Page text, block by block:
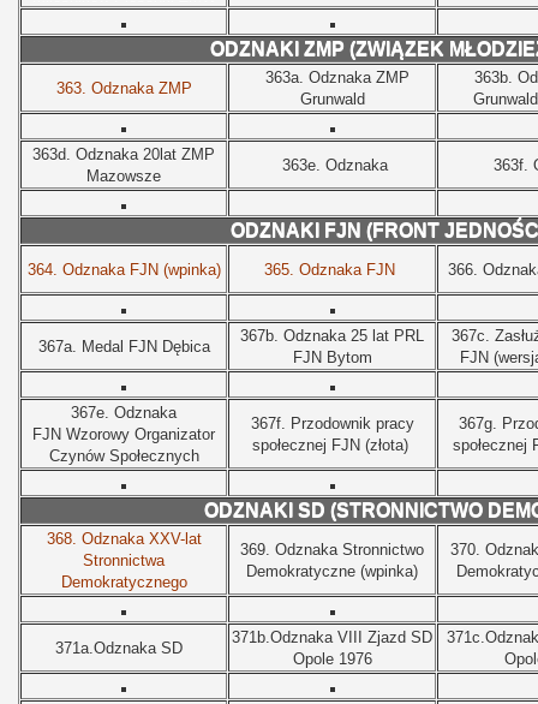
ODZNAKI ZMP (ZWIĄZEK
363. Odznaka ZMP
363a. Odznaka ZMP
Grunwald
363b.
363d. Odznaka 20lat ZMP
Mazowsze
363e. Odznaka 363f.
ODZNAKI FJN (FRONT
364. Odznaka FJN (wpinka) 365. Odznaka FJN 366.
367a. Medal FJN Dębica
367b. Odznaka 25 lat PRL
FJN Bytom
367c.
FJN
367e. Odznaka
FJN Wzorowy Organizator
Czynów Społecznych
367f. Przodownik pracy
społecznej FJN (złota)
367g.
społecznej
ODZNAKI SD (STRONNICTWO
368. Odznaka XXV-lat
Stronnictwa
Demokratycznego
369. Odznaka Stronnictwo
Demokratyczne (wpinka)
370.
371a.Odznaka SD
371b.Odznaka VIII Zjazd SD
Opole 1976